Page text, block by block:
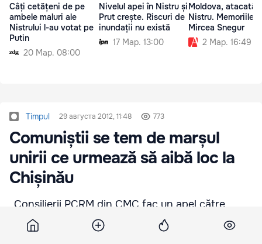
Câți cetățeni de pe
ambele maluri ale
Nistrului l-au votat pe
Putin
20 Мар. 08:00
Nivelul apei în Nistru și
Prut crește. Riscuri de
inundații nu există
17 Мар. 13:00
Moldova, atacată
Nistru. Memoriile
Mircea Snegur
2 Мар. 16:49
Timpul 29 августа 2012, 11:48 773
Comuniștii se tem de marșul
unirii ce urmează să aibă loc la
Chișinău
„Consilierii PCRM din CMC fac un apel către
conducerea Primăriei Capitalei, fracțiunile și
grupurile din Consiliul Municipal, să protejeze